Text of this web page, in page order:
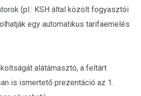
(pl.: KSH által közölt fogyasztói
egy automatikus tarifaemelés
alátámasztó, a feltárt
is ismertető prezentáció az 1.